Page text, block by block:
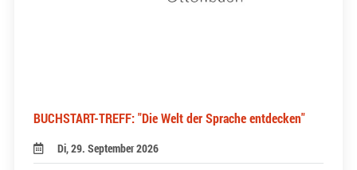
BUCHSTART-TREFF: "Die Welt der Sprache entdecken"
Di, 29. September 2026